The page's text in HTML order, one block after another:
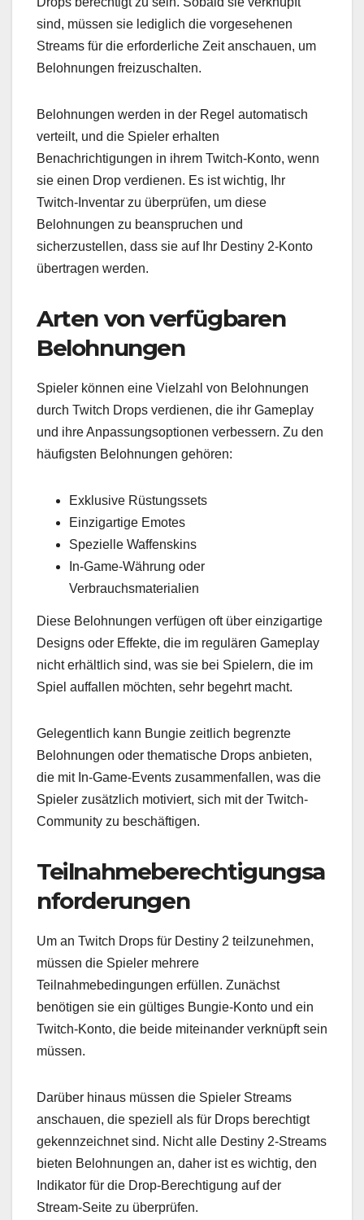
sind, müssen sie lediglich die vorgesehenen
Streams für die erforderliche Zeit anschauen, um
Belohnungen freizuschalten.
Belohnungen werden in der Regel automatisch
verteilt, und die Spieler erhalten
Benachrichtigungen in ihrem Twitch-Konto, wenn
sie einen Drop verdienen. Es ist wichtig, Ihr
Twitch-Inventar zu überprüfen, um diese
Belohnungen zu beanspruchen und
sicherzustellen, dass sie auf Ihr Destiny 2-Konto
übertragen werden.
Arten von verfügbaren
Belohnungen
Spieler können eine Vielzahl von Belohnungen
durch Twitch Drops verdienen, die ihr Gameplay
und ihre Anpassungsoptionen verbessern. Zu den
häufigsten Belohnungen gehören:
Exklusive Rüstungssets
Einzigartige Emotes
Spezielle Waffenskins
In-Game-Währung oder
Verbrauchsmaterialien
Diese Belohnungen verfügen oft über einzigartige
Designs oder Effekte, die im regulären Gameplay
nicht erhältlich sind, was sie bei Spielern, die im
Spiel auffallen möchten, sehr begehrt macht.
Gelegentlich kann Bungie zeitlich begrenzte
Belohnungen oder thematische Drops anbieten,
die mit In-Game-Events zusammenfallen, was die
Spieler zusätzlich motiviert, sich mit der Twitch-
Community zu beschäftigen.
Teilnahmeberechtigungsa
nforderungen
Um an Twitch Drops für Destiny 2 teilzunehmen,
müssen die Spieler mehrere
Teilnahmebedingungen erfüllen. Zunächst
benötigen sie ein gültiges Bungie-Konto und ein
Twitch-Konto, die beide miteinander verknüpft sein
müssen.
Darüber hinaus müssen die Spieler Streams
anschauen, die speziell als für Drops berechtigt
gekennzeichnet sind. Nicht alle Destiny 2-Streams
bieten Belohnungen an, daher ist es wichtig, den
Indikator für die Drop-Berechtigung auf der
Stream-Seite zu überprüfen.